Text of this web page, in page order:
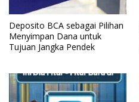
Deposito BCA sebagai Pilihan
Menyimpan Dana untuk
Tujuan Jangka Pendek